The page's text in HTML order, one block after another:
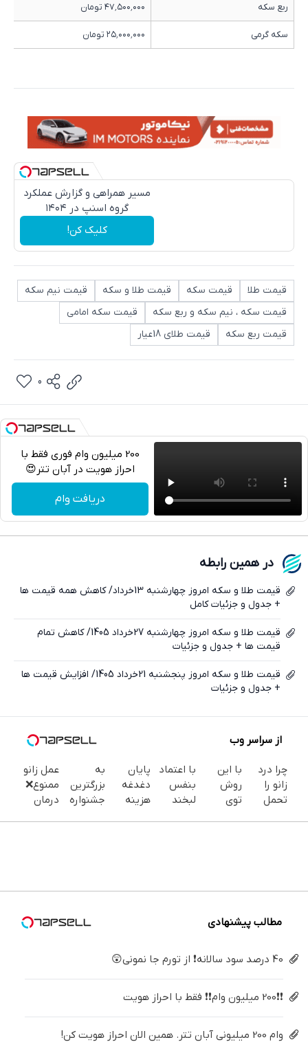
ربع سکه ۴۷٬۵۰۰٬۰۰۰ تومان
سکه گرمی ۲۵٬۰۰۰٬۰۰۰ تومان
مسیر همراهی و گزارش عملکرد
گروه اسنپ در ۱۴۰۴
کلیک کن!
قیمت طلا قیمت سکه قیمت طلا و سکه
قیمت نیم سکه
قیمت سکه ، نیم سکه و ربع سکه
قیمت سکه امامی
قیمت ربع سکه
قیمت طلای 18عیار
واتساپ
0
200 میلیون وام فوری فقط با
احراز هویت در آبان تتر😍
دریافت وام
در همین رابطه
قیمت طلا و سکه امروز چهارشنبه 13خرداد/ کاهش همه قیمت ها
+ جدول و جزئیات کامل
قیمت طلا و سکه امروز چهارشنبه 27خرداد 1405/ کاهش تمام
قیمت ها + جدول و جزئیات
قیمت طلا و سکه امروز پنجشنبه 21خرداد 1405/ افزایش قیمت ها
+ جدول و جزئیات
از سراسر وب
چرا درد
زانو را
تحمل
کن
با این
روش
توی
با اعتماد
بنفس
لبخند
پایان
دغدغه
هزینه
کننده
به
بزرگترین
جشنواره
عمل زانو
ممنوع❌
درمان
(پرسش
مطالب پیشنهادی
40 درصد سود سالانه❗ از تورم جا نمونی😲
❗❗200 میلیون وام❗❗ فقط با احراز هویت
وام 200 میلیونی آبان تتر. همین الان احراز هویت کن!